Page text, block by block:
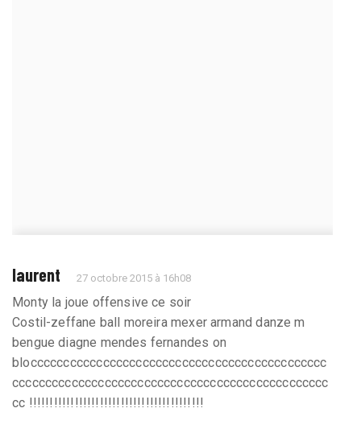
laurent 27 octobre 2015 à 16h08
Monty la joue offensive ce soir
Costil-zeffane ball moreira mexer armand danze m
bengue diagne mendes fernandes on
bloccccccccccccccccccccccccccccccccccccccccccccc
cccccccccccccccccccccccccccccccccccccccccccccccc
cc !!!!!!!!!!!!!!!!!!!!!!!!!!!!!!!!!!!!!!!!!!